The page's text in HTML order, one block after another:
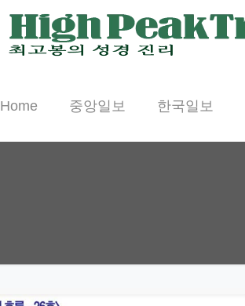
Home 중앙일보 한국일보